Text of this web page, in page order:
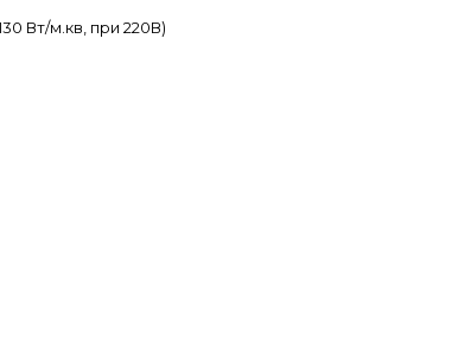
Вт/м.кв, при 220В)